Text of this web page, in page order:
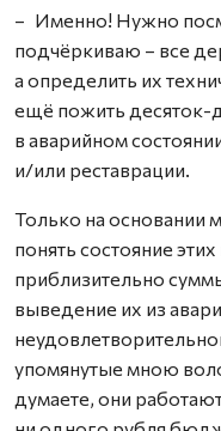
– Именно! Нужно
подчёркиваю – все
а определить их
ещё пожить десяток-
в аварийном
и/или реставрации.
Только на
понять состояние
приблизительно
выведение их из
упомянутые мною
думаете, они